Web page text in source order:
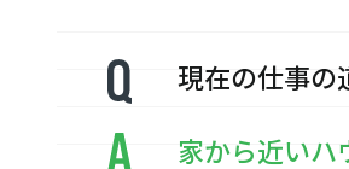
現在の仕事の
家から近いハ